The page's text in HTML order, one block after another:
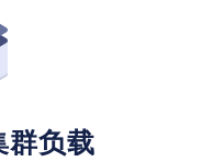
群负载